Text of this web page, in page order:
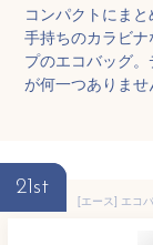
コンパクトにま
手持ちのカラビ
プのエコバッグ
が何一つありませ
21st